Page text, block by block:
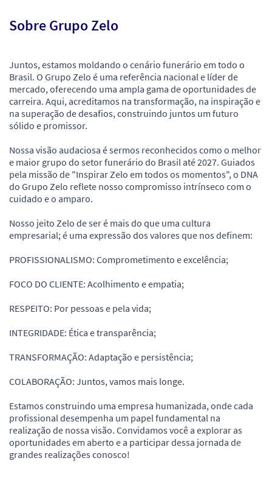
Sobre Grupo Zelo
Juntos, estamos moldando o cenário funerário em todo o
Brasil. O Grupo Zelo é uma referência nacional e líder de
mercado, oferecendo uma ampla gama de oportunidades de
carreira. Aqui, acreditamos na transformação, na inspiração e
na superação de desafios, construindo juntos um futuro
sólido e promissor.
Nossa visão audaciosa é sermos reconhecidos como o melhor
e maior grupo do setor funerário do Brasil até 2027. Guiados
pela missão de "Inspirar Zelo em todos os momentos", o DNA
do Grupo Zelo reflete nosso compromisso intrínseco com o
cuidado e o amparo.
Nosso jeito Zelo de ser é mais do que uma cultura
empresarial; é uma expressão dos valores que nos definem:
PROFISSIONALISMO: Comprometimento e excelência;
FOCO DO CLIENTE: Acolhimento e empatia;
RESPEITO: Por pessoas e pela vida;
INTEGRIDADE: Ética e transparência;
TRANSFORMAÇÃO: Adaptação e persistência;
COLABORAÇÃO: Juntos, vamos mais longe.
Estamos construindo uma empresa humanizada, onde cada
profissional desempenha um papel fundamental na
realização de nossa visão. Convidamos você a explorar as
oportunidades em aberto e a participar dessa jornada de
grandes realizações conosco!